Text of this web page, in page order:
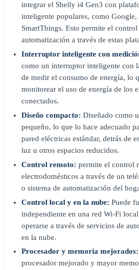
integrar el Shelly i4 Gen3 con
inteligente populares, como Google,
SmartThings. Esto permite el
automatización a través de estas
Interruptor inteligente con
como un interruptor inteligente con
de medir el consumo de energía, lo
monitorear el uso de energía de los
conectados.
Diseño compacto: Diseñado como
pequeño, lo que lo hace adecuado
pared eléctricas estándar, detrás de
luz u otros espacios reducidos.
Control remoto: permite el control
electrodomésticos a través de un
o sistema de automatización del
Control local y en la nube: Puede
independiente en una red Wi-Fi
operarse a través de servicios de
en la nube.
Procesador y memoria mejorados:
procesador mejorado y mayor